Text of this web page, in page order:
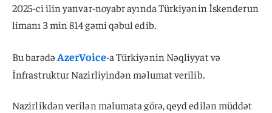
2025-ci ilin yanvar-noyabr ayında Türkiyənin İskenderun
limanı 3 min 814 gəmi qəbul edib.
Bu barədə AzerVoice-a Türkiyənin Nəqliyyat və
İnfrastruktur Nazirliyindən məlumat verilib.
Nazirlikdən verilən məlumata görə, qeyd edilən müddət